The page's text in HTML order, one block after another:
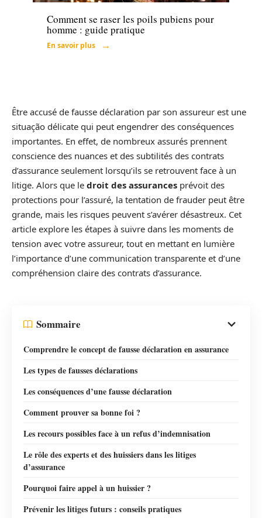
Comment se raser les poils pubiens pour
homme : guide pratique
En savoir plus
Être accusé de fausse déclaration par son assureur est une
situação délicate qui peut engendrer des conséquences
importantes. En effet, de nombreux assurés prennent
conscience des nuances et des subtilités des contrats
d’assurance seulement lorsqu’ils se retrouvent face à un
litige. Alors que le droit des assurances prévoit des
protections pour l’assuré, la tentation de frauder peut être
grande, mais les risques peuvent s’avérer désastreux. Cet
article explore les étapes à suivre dans les moments de
tension avec votre assureur, tout en mettant en lumière
l’importance d’une communication transparente et d’une
compréhension claire des contrats d’assurance.
Sommaire
Comprendre le concept de fausse déclaration en assurance
Les types de fausses déclarations
Les conséquences d’une fausse déclaration
Comment prouver sa bonne foi ?
Les recours possibles face à un refus d’indemnisation
Le rôle des experts et des huissiers dans les litiges
d’assurance
Pourquoi faire appel à un huissier ?
Prévenir les litiges futurs : conseils pratiques